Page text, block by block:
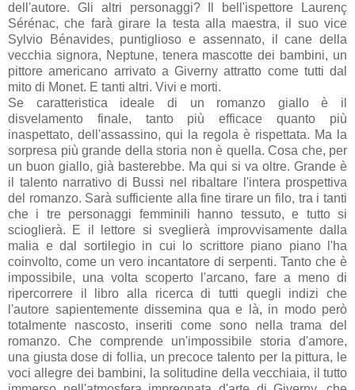
dell'autore. Gli altri personaggi? Il bell'ispettore Laurenç
Sérénac, che farà girare la testa alla maestra, il suo vice
Sylvio Bénavides, puntiglioso e assennato, il cane della
vecchia signora, Neptune, tenera mascotte dei bambini, un
pittore americano arrivato a Giverny attratto come tutti dal
mito di Monet. E tanti altri. Vivi e morti.
Se caratteristica ideale di un romanzo giallo è il
disvelamento finale, tanto più efficace quanto più
inaspettato, dell'assassino, qui la regola è rispettata. Ma la
sorpresa più grande della storia non è quella. Cosa che, per
un buon giallo, già basterebbe. Ma qui si va oltre. Grande è
il talento narrativo di Bussi nel ribaltare l'intera prospettiva
del romanzo. Sarà sufficiente alla fine tirare un filo, tra i tanti
che i tre personaggi femminili hanno tessuto, e tutto si
scioglierà. E il lettore si sveglierà improvvisamente dalla
malia e dal sortilegio in cui lo scrittore piano piano l'ha
coinvolto, come un vero incantatore di serpenti. Tanto che è
impossibile, una volta scoperto l'arcano, fare a meno di
ripercorrere il libro alla ricerca di tutti quegli indizi che
l'autore sapientemente dissemina qua e là, in modo però
totalmente nascosto, inseriti come sono nella trama del
romanzo. Che comprende un'impossibile storia d'amore,
una giusta dose di follia, un precoce talento per la pittura, le
voci allegre dei bambini, la solitudine della vecchiaia, il tutto